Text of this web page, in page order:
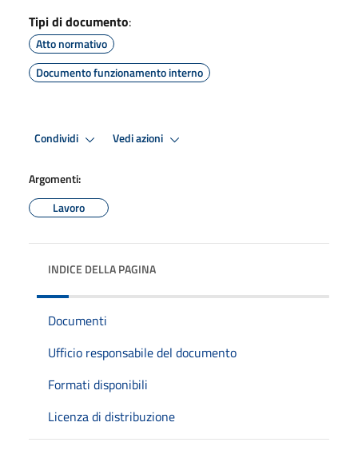
Tipi di documento:
Atto normativo
Documento funzionamento interno
Condividi Vedi azioni
Argomenti:
Lavoro
INDICE DELLA PAGINA
Documenti
Ufficio responsabile del documento
Formati disponibili
Licenza di distribuzione